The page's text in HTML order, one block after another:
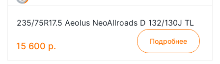
235/75R17.5 Aeolus NeoAllroads D 132/130J TL
15 600 р. Подробнее